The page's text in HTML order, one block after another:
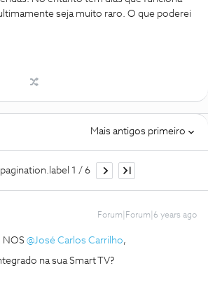
seja muito raro. O que poderei
Mais antigos primeiro
1 / 6
Forum|Forum|6 years ago
NOS @José Carlos Carrilho,
na sua Smart TV?